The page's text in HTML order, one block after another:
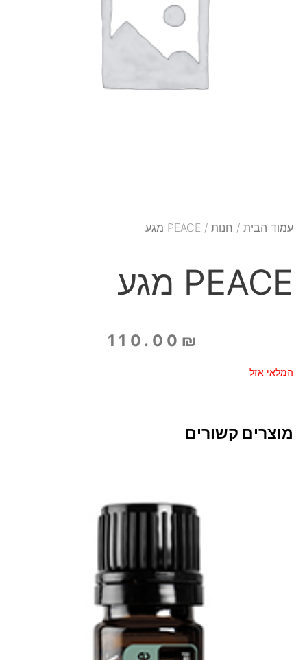
עמוד הבית / חנות / PEACE מגע
PEACE מגע
110.00 ₪
המלאי אזל
מוצרים קשורים